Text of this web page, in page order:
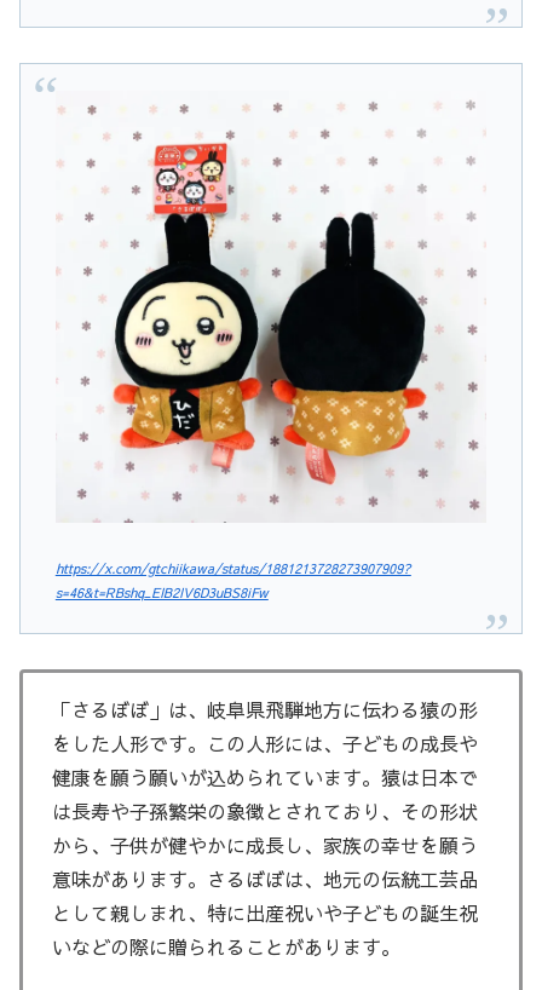
https://x.com/gtchiikawa/status/1881213728273907909?
s=46&t=RBshq_EIB2IV6D3uBS8iFw
「さるぼぼ」は、岐阜県飛騨地方に伝わる猿の形
をした人形です。この人形には、子どもの成長や
健康を願う願いが込められています。猿は日本で
は長寿や子孫繁栄の象徴とされており、その形状
から、子供が健やかに成長し、家族の幸せを願う
意味があります。さるぼぼは、地元の伝統工芸品
として親しまれ、特に出産祝いや子どもの誕生祝
いなどの際に贈られることがあります。